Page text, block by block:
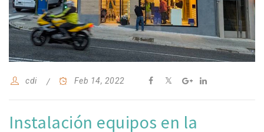
cdi Feb 14, 2022
Instalación equipos en la